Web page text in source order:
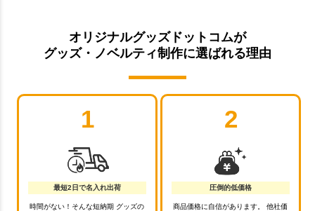
オリジナルグッズドットコムが
グッズ・ノベルティ制作に選ばれる理由
1
最短2日で名入れ出荷
時間がない！そんな短納期 グッズの
2
圧倒的低価格
商品価格に自信があります。 他社価